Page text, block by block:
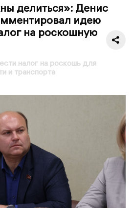
делиться»: Денис
идею
на роскошную
налог на роскошь для
и транспорта